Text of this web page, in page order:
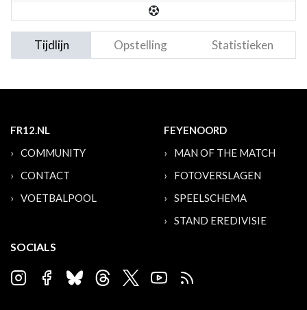
Tijdlijn Opstelling Statistieken
FR12.NL
COMMUNITY
CONTACT
VOETBALPOOL
FEYENOORD
MAN OF THE MATCH
FOTOVERSLAGEN
SPEELSCHEMA
STAND EREDIVISIE
SOCIALS